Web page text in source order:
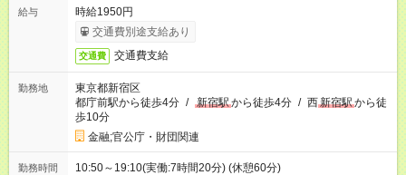
給与
時給1950円
交通費別途支給あり
交通費 交通費支給
勤務地
東京都新宿区
都庁前駅から徒歩4分 / 新宿駅から徒歩4分 / 西新宿駅から徒
歩10分
金融;官公庁・財団関連
勤務時間 10:50～19:10(実働:7時間20分) (休憩60分)